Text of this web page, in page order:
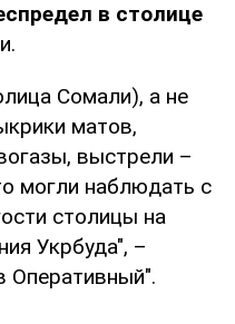
в столице
и.
Сомали), а не
матов,
выстрели –
могли наблюдать с
столицы на
Укрбуда", –
Оперативный".